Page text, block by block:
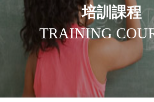
培訓課程
TRAINING